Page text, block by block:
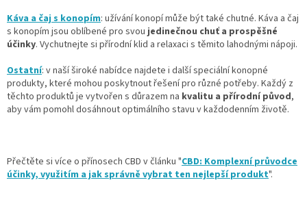
Káva a čaj s konopím: užívání konopí může být také chutné. Káva a čaj
s konopím jsou oblíbené pro svou jedinečnou chuť a prospěšné
účinky. Vychutnejte si přírodní klid a relaxaci s těmito lahodnými nápoji.
Ostatní: v naší široké nabídce najdete i další speciální konopné
produkty, které mohou poskytnout řešení pro různé potřeby. Každý z
těchto produktů je vytvořen s důrazem na kvalitu a přírodní původ,
aby vám pomohl dosáhnout optimálního stavu v každodenním životě.
Přečtěte si více o přínosech CBD v článku "CBD: Komplexní průvodce
účinky, využitím a jak správně vybrat ten nejlepší produkt".